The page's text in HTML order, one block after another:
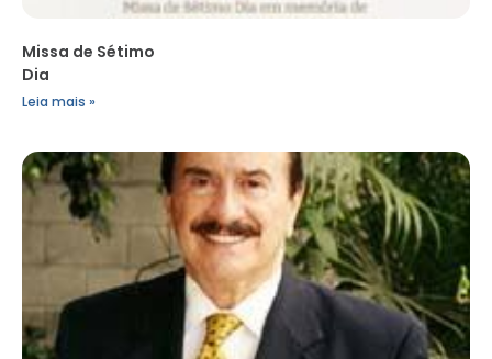
Missa de Sétimo
Dia
Leia mais »